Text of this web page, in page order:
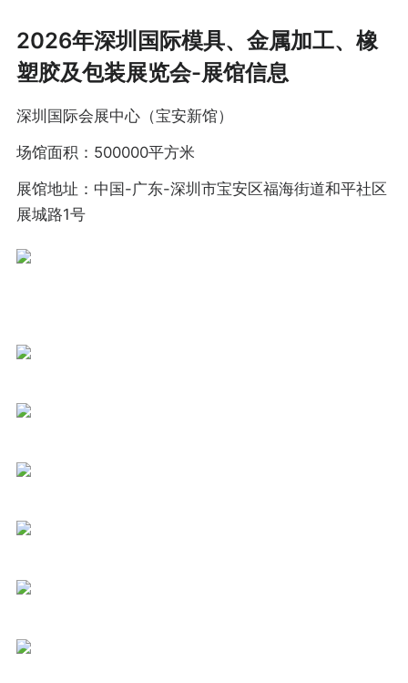
2026年深圳国际模具、金属加工、橡
塑胶及包装展览会-展馆信息
深圳国际会展中心（宝安新馆）
场馆面积：500000平方米
展馆地址：中国-广东-深圳市宝安区福海街道和平社区
展城路1号